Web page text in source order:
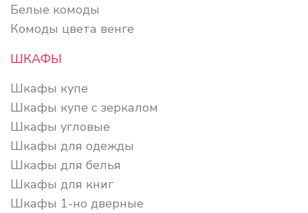
Белые комоды
Комоды цвета венге
ШКАФЫ
Шкафы купе
Шкафы купе с зеркалом
Шкафы угловые
Шкафы для одежды
Шкафы для белья
Шкафы для книг
Шкафы 1-но дверные